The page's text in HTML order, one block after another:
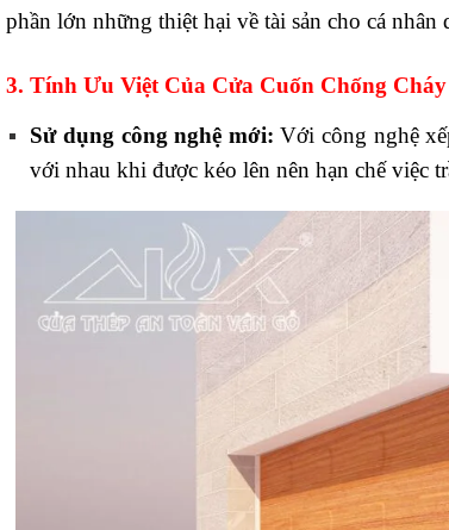
phần lớn những thiệt hại về tài sản cho cá nhân
3. Tính Ưu Việt Của Cửa Cuốn Chống
Sử dụng công nghệ mới: Với công nghệ
với nhau khi được kéo lên nên hạn chế việc